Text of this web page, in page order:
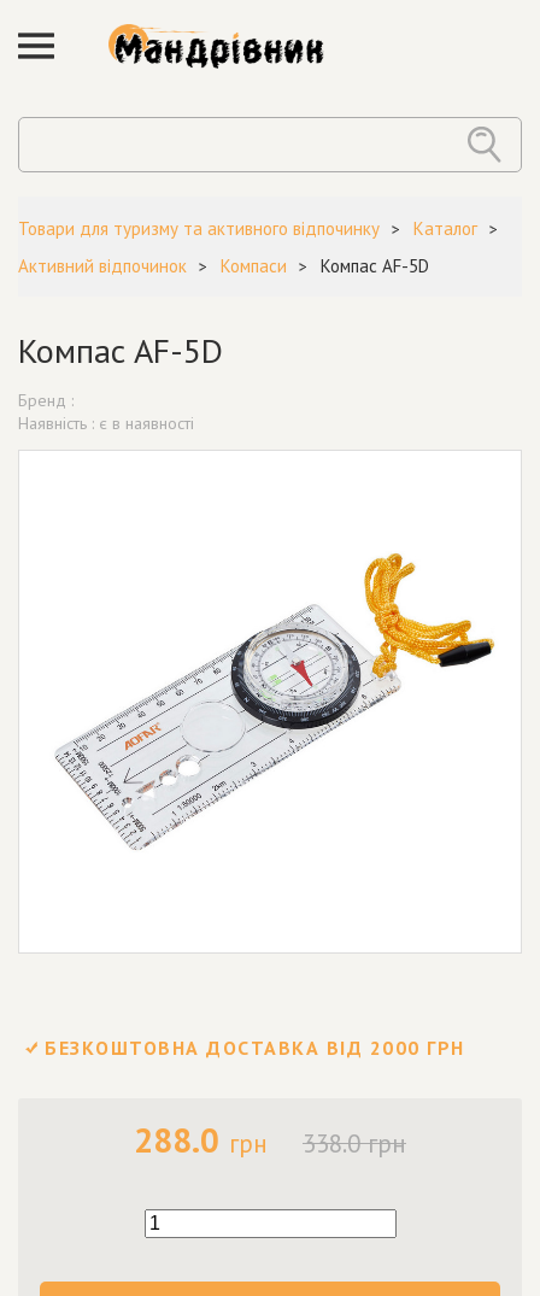
Товари для туризму та активного відпочинку
Каталог
Активний відпочинок
Компаси Компас AF-5D
Компас AF-5D
Бренд :
Наявність : є в наявності
БЕЗКОШТОВНА ДОСТАВКА ВІД 2000 ГРН
288.0 грн 338.0 грн